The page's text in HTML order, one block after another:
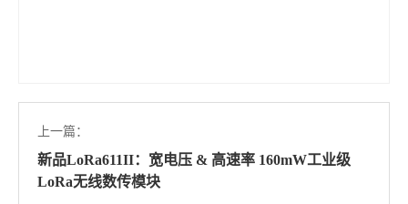
上一篇：
新品LoRa611II：宽电压 & 高速率 160mW工业级
LoRa无线数传模块